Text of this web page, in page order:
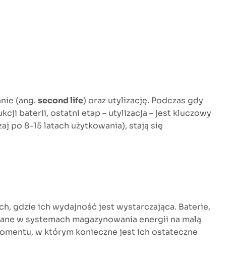
(ang. second life) oraz utylizację. Podczas gdy
baterii, ostatni etap – utylizacja – jest kluczowy
po 8-15 latach użytkowania), stają się
gdzie ich wydajność jest wystarczająca. Baterie,
w systemach magazynowania energii na małą
w którym konieczne jest ich ostateczne